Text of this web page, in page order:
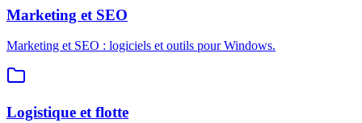
Marketing et SEO
Marketing et SEO : logiciels et outils pour Windows.
Logistique et flotte